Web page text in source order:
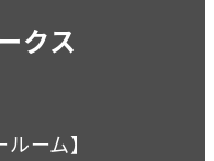
クス
ーム】